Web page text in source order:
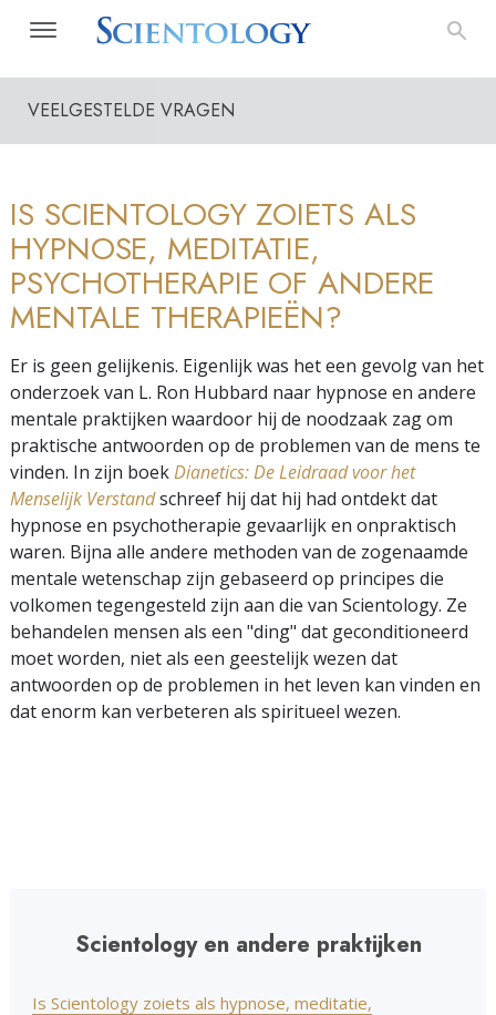
VEELGESTELDE VRAGEN
IS SCIENTOLOGY ZOIETS ALS
HYPNOSE, MEDITATIE,
PSYCHOTHERAPIE OF ANDERE
MENTALE THERAPIEËN?
Er is geen gelijkenis. Eigenlijk was het een gevolg van het
onderzoek van L. Ron Hubbard naar hypnose en andere
mentale praktijken waardoor hij de noodzaak zag om
praktische antwoorden op de problemen van de mens te
vinden. In zijn boekDianetics: De Leidraad voor het
Menselijk Verstandschreef hij dat hij had ontdekt dat
hypnose en psychotherapie gevaarlijk en onpraktisch
waren. Bijna alle andere methoden van de zogenaamde
mentale wetenschap zijn gebaseerd op principes die
volkomen tegengesteld zijn aan die van Scientology. Ze
behandelen mensen als een "ding" dat geconditioneerd
moet worden, niet als een geestelijk wezen dat
antwoorden op de problemen in het leven kan vinden en
dat enorm kan verbeteren als spiritueel wezen.
Scientology en andere praktijken
Is Scientology zoiets als hypnose, meditatie,